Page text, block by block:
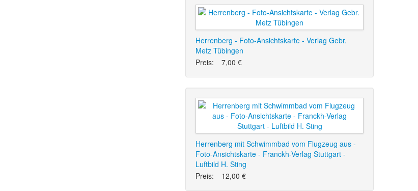
Herrenberg - Foto-Ansichtskarte - Verlag Gebr.
Metz Tübingen
Preis:
7,00 €
Herrenberg mit Schwimmbad vom Flugzeug aus -
Foto-Ansichtskarte - Franckh-Verlag Stuttgart -
Luftbild H. Sting
Preis:
12,00 €